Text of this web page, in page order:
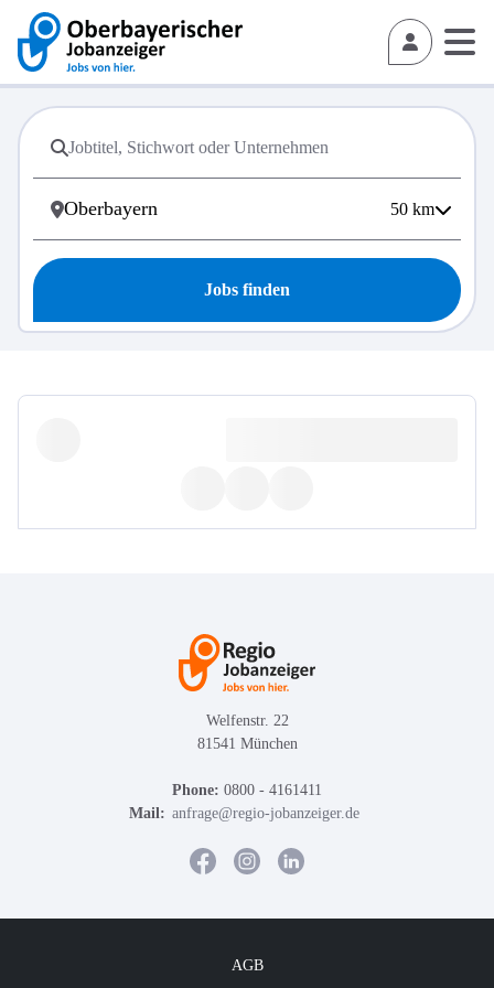
50 km
Jobs finden
Welfenstr. 22
81541 München
Phone: 0800 - 4161411
Mail: anfrage@regio-jobanzeiger.de
AGB